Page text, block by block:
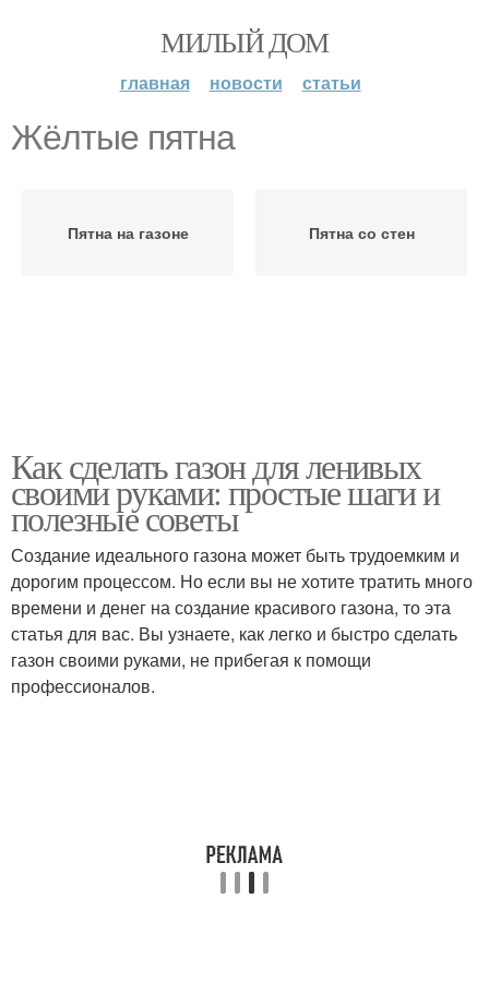
МИЛЫЙ ДОМ
главная новости статьи
Жёлтые пятна
Пятна на газоне Пятна со стен
Как сделать газон для ленивых
своими руками: простые шаги и
полезные советы
Создание идеального газона может быть трудоемким и
дорогим процессом. Но если вы не хотите тратить много
времени и денег на создание красивого газона, то эта
статья для вас. Вы узнаете, как легко и быстро сделать
газон своими руками, не прибегая к помощи
профессионалов.